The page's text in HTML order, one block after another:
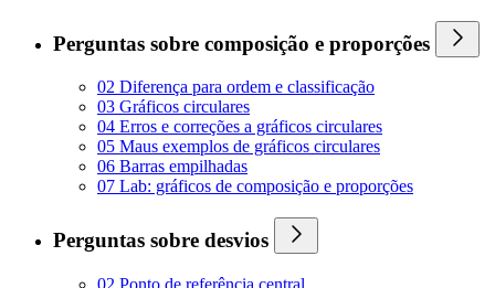
Perguntas sobre composição e proporções
02 Diferença para ordem e classificação
03 Gráficos circulares
04 Erros e correções a gráficos circulares
05 Maus exemplos de gráficos circulares
06 Barras empilhadas
07 Lab: gráficos de composição e proporções
Perguntas sobre desvios
02 Ponto de referência central